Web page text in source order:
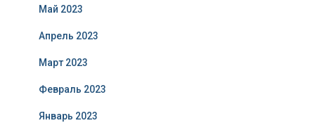
Май 2023
Апрель 2023
Март 2023
Февраль 2023
Январь 2023